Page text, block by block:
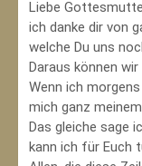
Liebe
ich danke dir von
welche Du uns
Daraus können
Wenn ich
mich ganz
Das gleiche sage
kann ich für Euch